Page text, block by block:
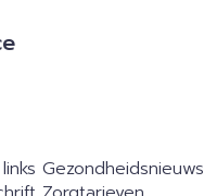
Gezondheidsnieuws